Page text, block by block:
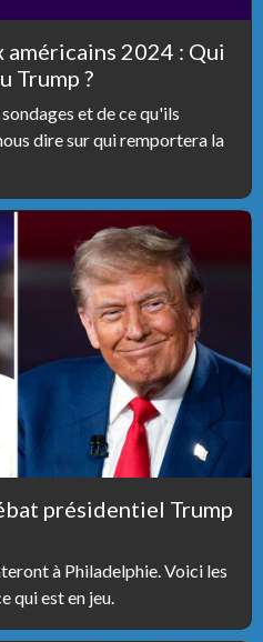
2024 : Qui
Trump ?
et de ce qu'ils
dire sur qui remportera la
présidentiel Trump
à Philadelphie. Voici les
qui est en jeu.